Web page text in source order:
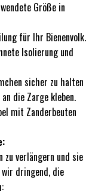
Größe in
für Ihr Bienenvolk.
Isolierung und
sicher zu halten
die Zarge kleben.
mit Zanderbeuten
zu verlängern und sie
dringend, die